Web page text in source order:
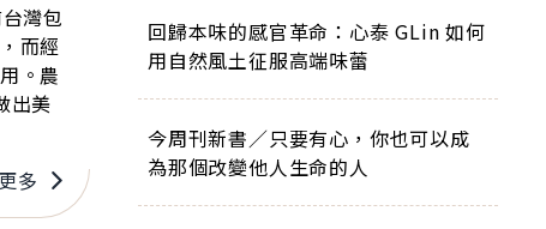
灣包
而經
。農
出美
多
回歸本味的感官革命：心泰 GLin 如何
用自然風土征服高端味蕾
今周刊新書／只要有心，你也可以成
為那個改變他人生命的人